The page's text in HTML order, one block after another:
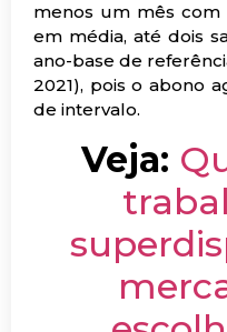
menos um mês
em média, até dois
ano-base de
2021), pois o abono
de intervalo.
Veja: